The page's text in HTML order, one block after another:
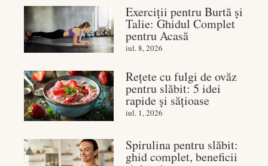
Exerciții pentru Burtă și
Talie: Ghidul Complet
pentru Acasă
iul. 8, 2026
Rețete cu fulgi de ovăz
pentru slăbit: 5 idei
rapide și sățioase
iul. 1, 2026
Spirulina pentru slăbit:
ghid complet, beneficii